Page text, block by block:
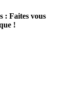
: Faites vous
!